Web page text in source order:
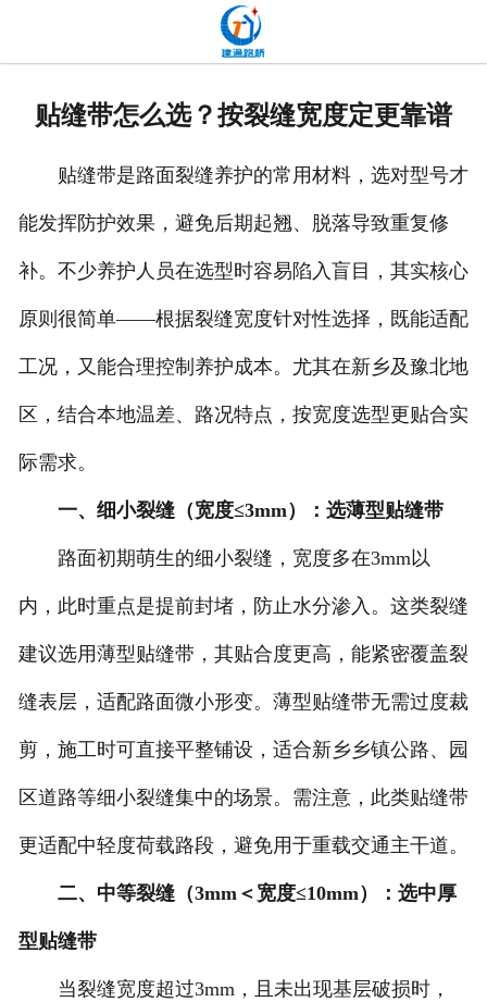
工程案例
厂容厂貌
联系我们
贴缝带怎么选？按裂缝宽度定更靠谱
贴缝带是路面裂缝养护的常用材料，选对型号才
能发挥防护效果，避免后期起翘、脱落导致重复修
补。不少养护人员在选型时容易陷入盲目，其实核心
原则很简单——根据裂缝宽度针对性选择，既能适配
工况，又能合理控制养护成本。尤其在新乡及豫北地
区，结合本地温差、路况特点，按宽度选型更贴合实
际需求。
一、细小裂缝（宽度≤3mm）：选薄型贴缝带
路面初期萌生的细小裂缝，宽度多在3mm以
内，此时重点是提前封堵，防止水分渗入。这类裂缝
建议选用薄型贴缝带，其贴合度更高，能紧密覆盖裂
缝表层，适配路面微小形变。薄型贴缝带无需过度裁
剪，施工时可直接平整铺设，适合新乡乡镇公路、园
区道路等细小裂缝集中的场景。需注意，此类贴缝带
更适配中轻度荷载路段，避免用于重载交通主干道。
二、中等裂缝（3mm＜宽度≤10mm）：选中厚
型贴缝带
当裂缝宽度超过3mm，且未出现基层破损时，